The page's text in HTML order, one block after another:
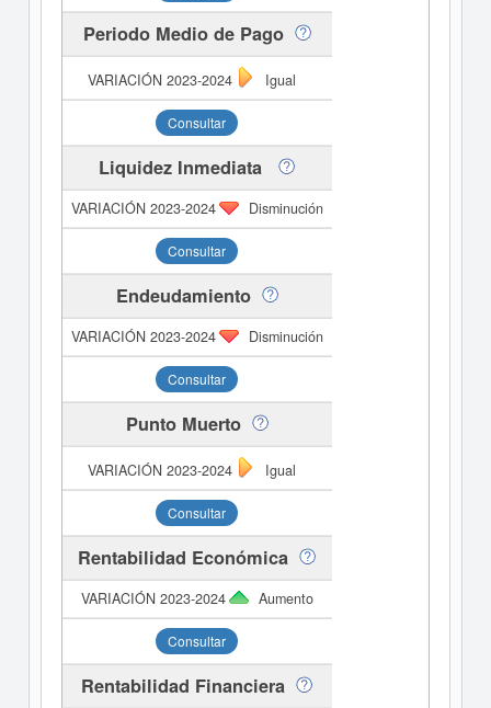
Periodo Medio de Pago
Igual
Consultar
Liquidez Inmediata
Disminución
Consultar
Endeudamiento
Disminución
Consultar
Punto Muerto
Igual
Consultar
Rentabilidad Económica
Aumento
Consultar
Rentabilidad Financiera